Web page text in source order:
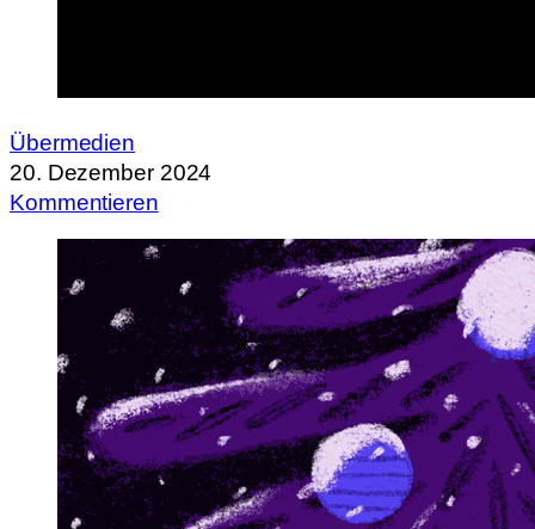
Übermedien
20. Dezember 2024
Kommentieren